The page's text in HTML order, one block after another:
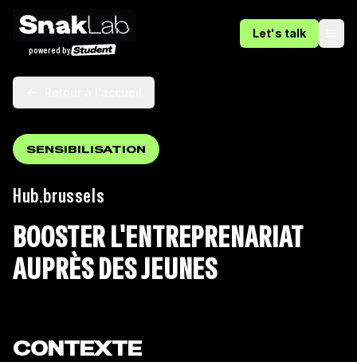
powered by
Let's talk
SENSIBILISATION
Hub.brussels
BOOSTER L'ENTREPRENARIAT
AUPRÈS DES JEUNES
CONTEXTE